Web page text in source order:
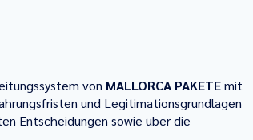
von MALLORCA PAKETEmit
und Legitimationsgrundlagen
Entscheidungen sowie über die